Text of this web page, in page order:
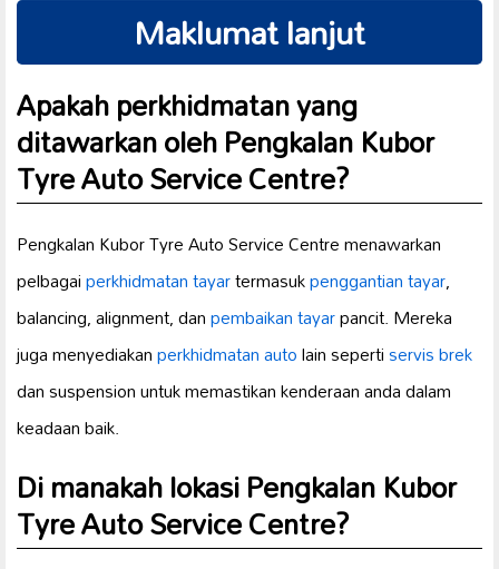
Maklumat lanjut
Apakah perkhidmatan yang
ditawarkan oleh Pengkalan Kubor
Tyre Auto Service Centre?
Pengkalan Kubor Tyre Auto Service Centre menawarkan
pelbagaiperkhidmatantayartermasukpenggantian tayar,
balancing, alignment, danpembaikan tayarpancit. Mereka
juga menyediakanperkhidmatan autolain sepertiservis brek
dan suspension untuk memastikan kenderaan anda dalam
keadaan baik.
Di manakah lokasi Pengkalan Kubor
Tyre Auto Service Centre?